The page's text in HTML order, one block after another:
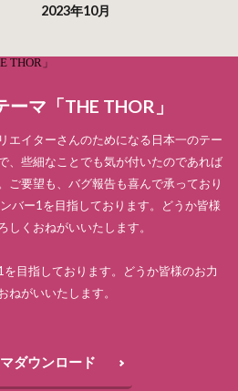
2023年10月
マ「THE THOR」
エイターさんのためになる日本一のテー
、些細なことでも気が付いたのであれば
ご要望も、バグ報告も喜んで承っており
バー1を目指しております。どうか皆様
くおねがいいたします。
目指しております。どうか皆様のお力
ねがいいたします。
ダウンロード